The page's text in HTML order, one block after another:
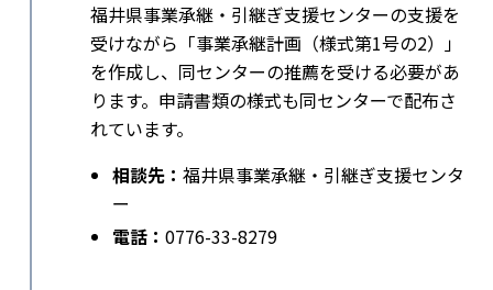
福井県事業承継・引継ぎ支援センターの支援を
受けながら「事業承継計画（様式第1号の2）」
を作成し、同センターの推薦を受ける必要があ
ります。申請書類の様式も同センターで配布さ
れています。
相談先： 福井県事業承継・引継ぎ支援センタ
ー
電話： 0776-33-8279